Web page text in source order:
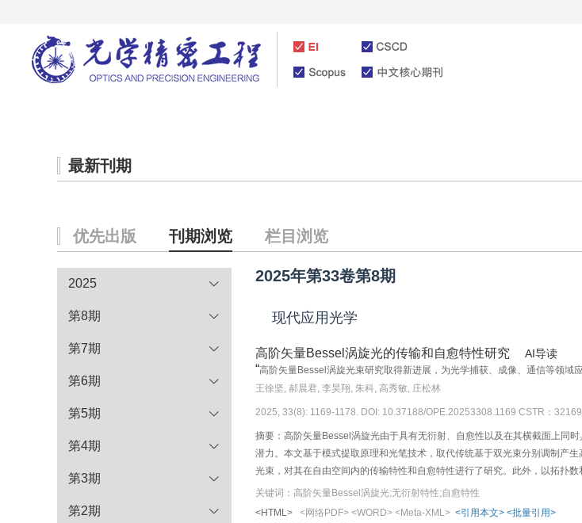
最新刊期
优先出版 刊期浏览 栏目浏览
2025
第8期
第7期
第6期
第5期
第4期
第3期
第2期
2025年第33卷第8期
现代应用光学
高阶矢量Bessel涡旋光的传输和自愈特性研究 AI导读
“高阶矢量Bessel涡旋光束研究取得新进展，为光学捕获、成像、通信等领域应
王徐坚, 郝晨君, 李昊翔, 朱科, 高秀敏, 庄松林
2025, 33(8): 1169-1178. DOI: 10.37188/OPE.20253308.1169 CSTR：
摘要：高阶矢量Bessel涡旋光由于具有无衍射、自愈性以及在其横截面上同
潜力。本文基于模式提取原理和光笔技术，取代传统基于双光束分别调制产
光束，对其在自由空间内的传输特性和自愈特性进行了研究。此外，以拓扑
数值模拟和光学实验结果均表明，光束传输过程中，涡旋光阶数和拓扑数的
关键词：高阶矢量Bessel涡旋光;无衍射特性;自愈特性
<HTML>
<网络PDF> <WORD> <Meta-XML> <引用本文> <批量引用>